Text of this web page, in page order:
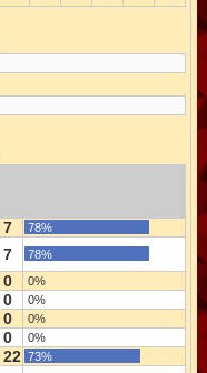
7
78%
7
78%
0
0%
0
0%
0
0%
0
0%
22 73%